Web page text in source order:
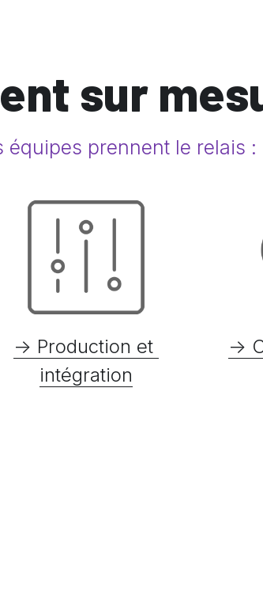
sur
prennent le relais :
-> Production et
intégration
->